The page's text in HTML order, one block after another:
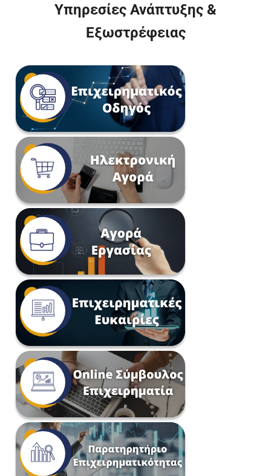
Υπηρεσίες Ανάπτυξης &
Εξωστρέφειας